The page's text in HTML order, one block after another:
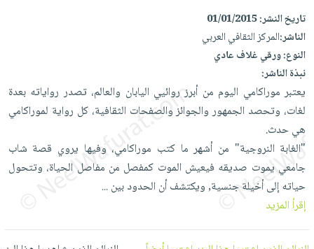
على
Android
تحميل
iKitab
على
Apple
masmu3
على
Apple
العناية
الشخصية
العناية
وتصفيف
الشعر
العناية
بالجسم
العناية
بالأسنان
الحمية
والتغذية
والسفرة
جديد
الكل
أواني
الطهي
أدوات
الخبز
أدوات
المائدة
الأوعية
والتخزين
متجر
الهدايا
أقسام
الأكثر
مبيعاً
العودة
للمدارس
شحن
مجاني
بنود
مختارة
تاريخ النشر:01/01/2015
الناشر:المركز الثقافي العربي
النوع:ورقي غلاف عادي
نبذة الناشر:
يعتبر موراكامي اليوم من أبرز روائيي اليابان والعالم، تصدر رواياته بعدة
لغات، وتحصد الجمهور والجوائز والصفحات الثقافية، كل رواية لموراكامي
هي حدث.
"الغابة النروجية" من أشهر ما كتب موراكامي، وفيها يروي قصة شاب
جامعي يموت صديقه فيعيش الموت كمفصل من مفاصل الحياة، وتتحول
حياته إلى أخيلة جنسية, ويكتشف أن الحدود بين...
إقرأ المزيد